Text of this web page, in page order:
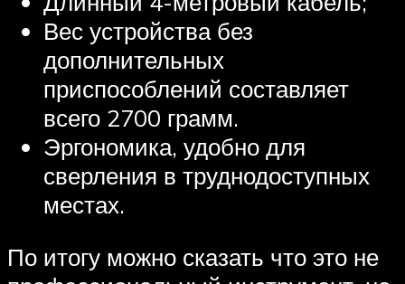
Вес устройства без
дополнительных
приспособлений составляет
всего 2700 грамм.
Эргономика, удобно для
сверления в труднодоступных
местах.
По итогу можно сказать что это не